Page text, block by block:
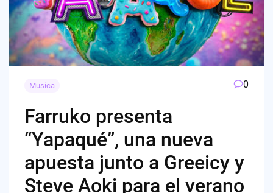
Musica 0
Farruko presenta
“Yapaqué”, una nueva
apuesta junto a Greeicy y
Steve Aoki para el verano